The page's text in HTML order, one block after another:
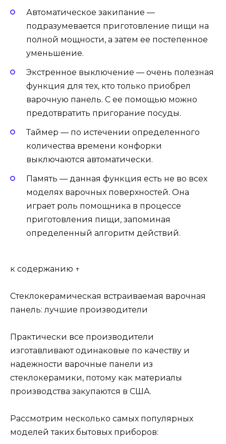
Автоматическое закипание —
подразумевается приготовление пищи на
полной мощности, а затем ее постепенное
уменьшение.
Экстренное выключение — очень полезная
функция для тех, кто только приобрел
варочную панель. С ее помощью можно
предотвратить пригорание посуды.
Таймер — по истечении определенного
количества времени конфорки
выключаются автоматически.
Память — данная функция есть не во всех
моделях варочных поверхностей. Она
играет роль помощника в процессе
приготовления пищи, запоминая
определенный алгоритм действий.
к содержанию ↑
Стеклокерамическая встраиваемая варочная
панель: лучшие производители
Практически все производители
изготавливают одинаковые по качеству и
надежности варочные панели из
стеклокерамики, потому как материалы
производства закупаются в США.
Рассмотрим несколько самых популярных
моделей таких бытовых приборов: